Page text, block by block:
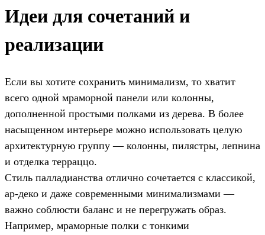
Идеи для сочетаний и
реализации
Если вы хотите сохранить минимализм, то хватит
всего одной мраморной панели или колонны,
дополненной простыми полками из дерева. В более
насыщенном интерьере можно использовать целую
архитектурную группу — колонны, пилястры, лепнина
и отделка терраццо.
Стиль палладианства отлично сочетается с классикой,
ар-деко и даже современными минимализмами —
важно соблюсти баланс и не перегружать образ.
Например, мраморные полки с тонкими